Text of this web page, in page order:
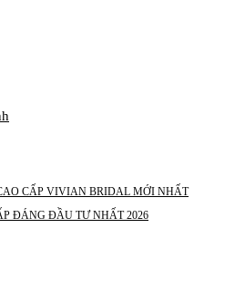
CẤP VIVIAN BRIDAL MỚI NHẤT
ĐÁNG ĐẦU TƯ NHẤT 2026